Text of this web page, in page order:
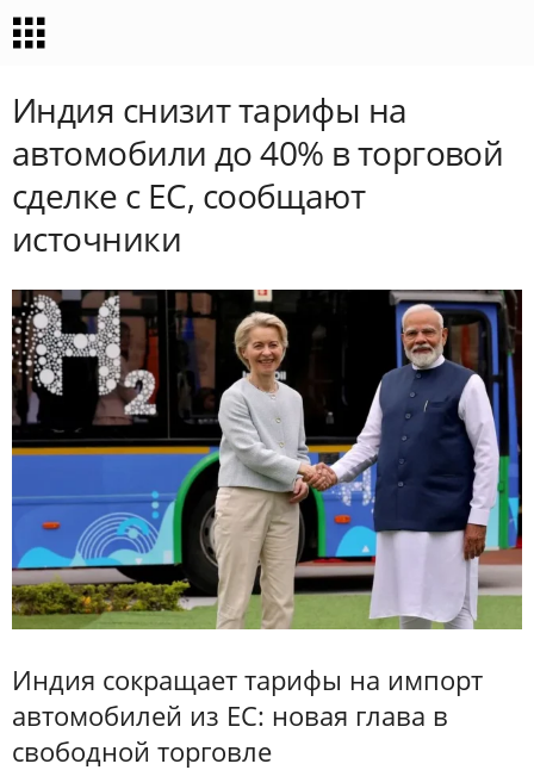
Индия снизит тарифы на
автомобили до 40% в торговой
сделке с ЕС, сообщают
источники
Индия сокращает тарифы на импорт
автомобилей из ЕС: новая глава в
свободной торговле